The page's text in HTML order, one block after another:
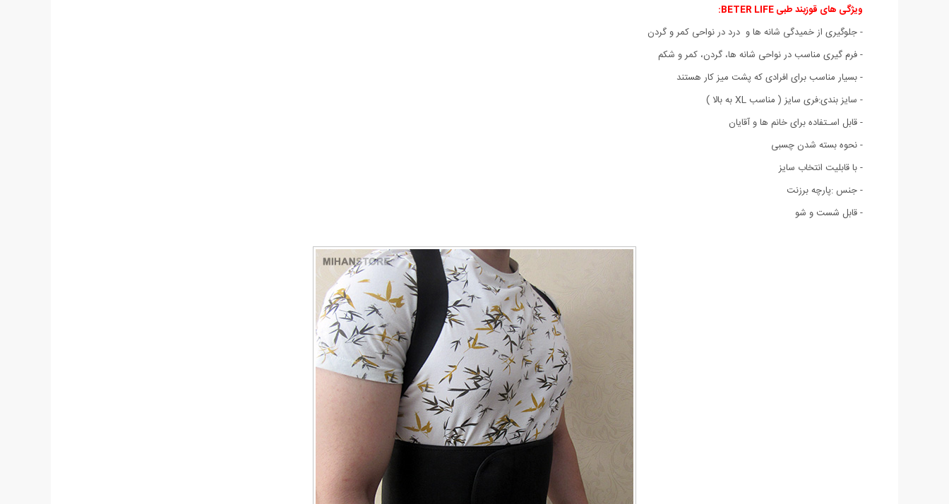
ویژگی های قوزبند طبی BETER LIFE:
- جلوگیری از خمیدگی شانه ها و درد در نواحی کمر و گردن
- فرم گیری مناسب در نواحی شانه ها، گردن، کمر و شکم
- بسیار مناسب برای افرادی که پشت میز کار هستند
- سایز بندی:فری سایز ( مناسب XL به بالا )
- قابل اسـتفاده برای خانم ها و آقایان
- نحوه بسته شدن چسبی
- با قابلیت انتخاب سایز
- جنس :پارچه برزنت
- قابل شست و شو